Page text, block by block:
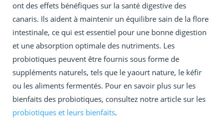
ont des effets bénéfiques sur la santé digestive des
canaris. Ils aident à maintenir un équilibre sain de la flore
intestinale, ce qui est essentiel pour une bonne digestion
et une absorption optimale des nutriments. Les
probiotiques peuvent être fournis sous forme de
suppléments naturels, tels que le yaourt nature, le kéfir
ou les aliments fermentés. Pour en savoir plus sur les
bienfaits des probiotiques, consultez notre article sur les
probiotiques et leurs bienfaits.